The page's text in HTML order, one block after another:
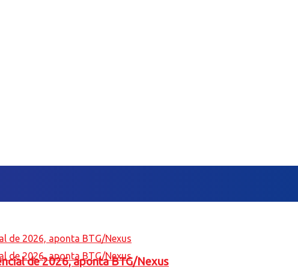
de 2026, aponta BTG/Nexus